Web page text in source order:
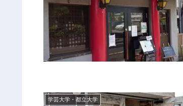
学芸大学・都立大学